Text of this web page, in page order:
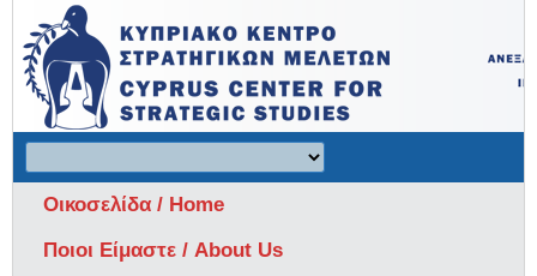
Οικοσελίδα / Home
Ποιοι Είμαστε / About Us